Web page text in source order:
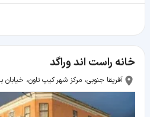
خانه راست اند وراگد
آفریقا جنوبی، مرکز شهر کیپ تاون، خیابان